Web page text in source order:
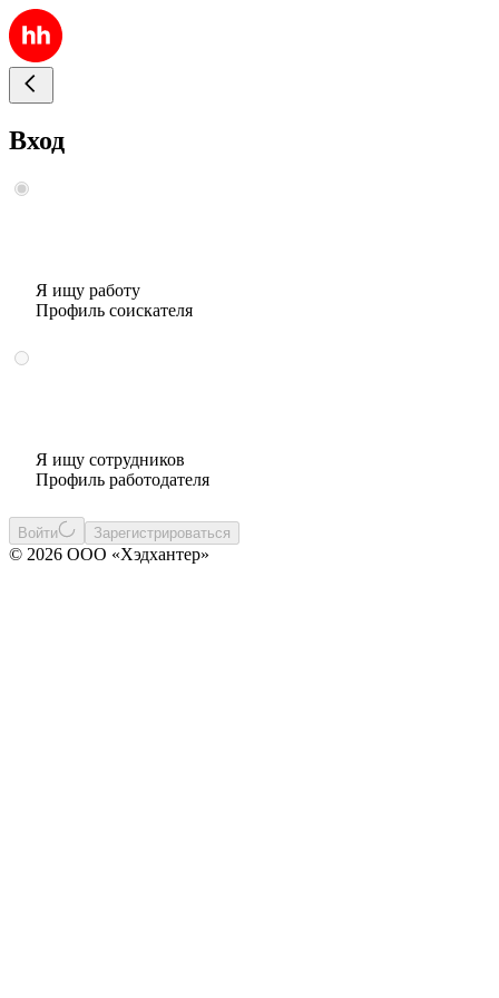
Вход
Я ищу работу
Профиль соискателя
Я ищу сотрудников
Профиль работодателя
Войти Зарегистрироваться
© 2026 ООО «Хэдхантер»